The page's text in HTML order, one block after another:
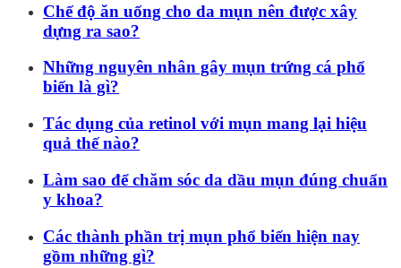
Chế độ ăn uống cho da mụn nên được xây
dựng ra sao?
Những nguyên nhân gây mụn trứng cá phổ
biến là gì?
Tác dụng của retinol với mụn mang lại hiệu
quả thế nào?
Làm sao để chăm sóc da dầu mụn đúng chuẩn
y khoa?
Các thành phần trị mụn phổ biến hiện nay
gồm những gì?